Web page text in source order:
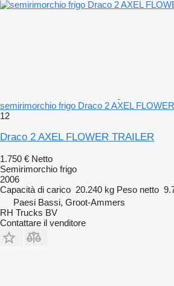
semirimorchio frigo Draco 2 AXEL
12
Draco 2 AXEL FLOWER TRAILER
1.750 € Netto
Semirimorchio frigo
2006
Capacità di carico 20.240 kg Peso netto
Paesi Bassi, Groot-Ammers
RH Trucks BV
Contattare il venditore